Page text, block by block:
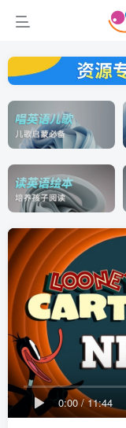
0:00/11:44